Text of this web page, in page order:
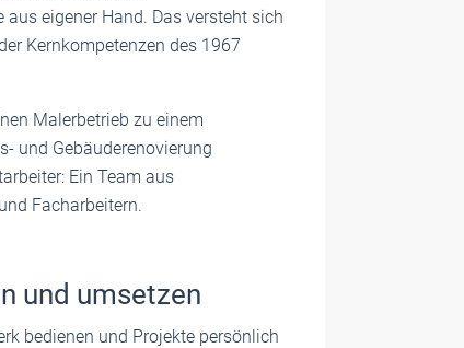
eigener Hand. Das versteht sich
Kernkompetenzen des 1967
Malerbetrieb zu einem
und Gebäuderenovierung
Ein Team aus
Facharbeitern.
und umsetzen
bedienen und Projekte persönlich